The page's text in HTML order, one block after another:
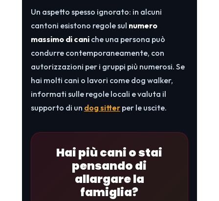
Un aspetto spesso ignorato: in alcuni
cantoni esistono regole sul numero
massimo di caniche una persona può
condurre contemporaneamente, con
autorizzazioni per i gruppi più numerosi. Se
hai molti cani o lavori come dog walker,
informati sulle regole locali e valuta il
supporto di un dog sitterper le uscite.
Hai più cani o stai
pensando di
allargare la
famiglia?